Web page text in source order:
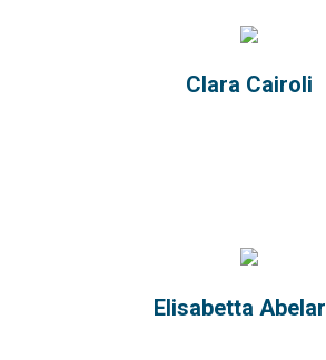
Clara Cairoli
Elisabetta